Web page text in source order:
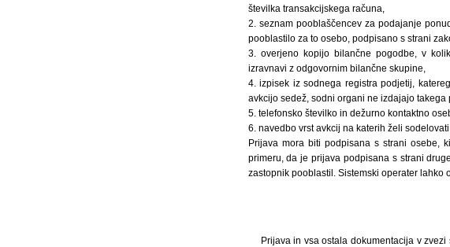
številka transakcijskega računa,
2. seznam pooblaščencev za podajanje
pooblastilo za to osebo, podpisano s strani
3. overjeno kopijo bilančne pogodbe, v
izravnavi z odgovornim bilančne skupine,
4. izpisek iz sodnega registra podjetij,
avkcijo sedež, sodni organi ne izdajajo
5. telefonsko številko in dežurno kontaktno
6. navedbo vrst avkcij na katerih želi
Prijava mora biti podpisana s strani osebe,
primeru, da je prijava podpisana s strani
zastopnik pooblastil. Sistemski operater lahko
Prijava in vsa ostala dokumentacija v